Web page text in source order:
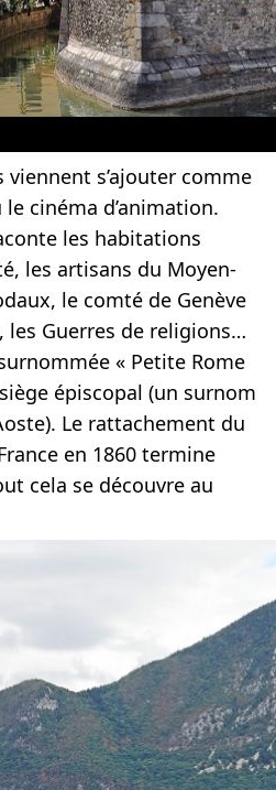
s’ajouter comme
cinéma d’animation.
les habitations
les artisans du Moyen-
le comté de Genève
les Guerres de religions…
« Petite Rome
épiscopal (un surnom
Le rattachement du
en 1860 termine
cela se découvre au